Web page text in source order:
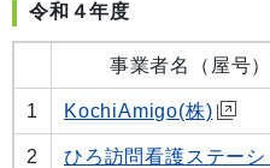
令和４年度
事業者名（屋号）
1 KochiAmigo(株)
2 ひろ訪問看護ステーシ